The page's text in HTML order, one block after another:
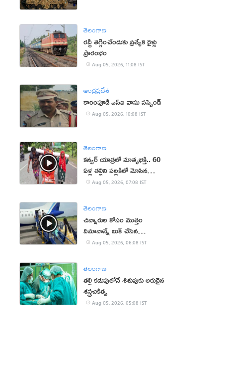
తెలంగాణ
రద్దీ తగ్గించేందుకు ప్రత్యేక రైళ్లు
ప్రారంభం
Aug 05, 2026, 11:08 IST
ఆంధ్రప్రదేశ్
కారంపూడి ఎస్ఐ వాసు స‌స్పెండ్‌
Aug 05, 2026, 10:08 IST
తెలంగాణ
కన్వర్ యాత్రలో మాతృభక్తి.. 60
ఏళ్ల తల్లిని పల్లకిలో మోసిన
కొడుకు, కోడలు!
Aug 05, 2026, 07:08 IST
తెలంగాణ
చిన్నారుల కోసం మొత్తం
విమానాన్నే బుక్ చేసిన
యూట్యూబర్
Aug 05, 2026, 06:08 IST
తెలంగాణ
తల్లి కడుపులోనే శిశువుకు అరుదైన
శస్త్రచికిత్స
Aug 05, 2026, 05:08 IST